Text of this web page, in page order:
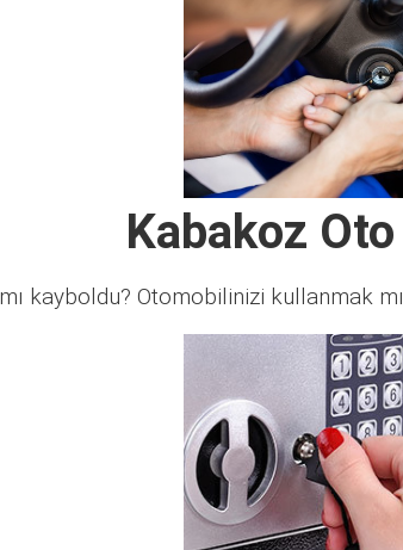
Kabakoz
kayboldu? Otomobilinizi kullanmak